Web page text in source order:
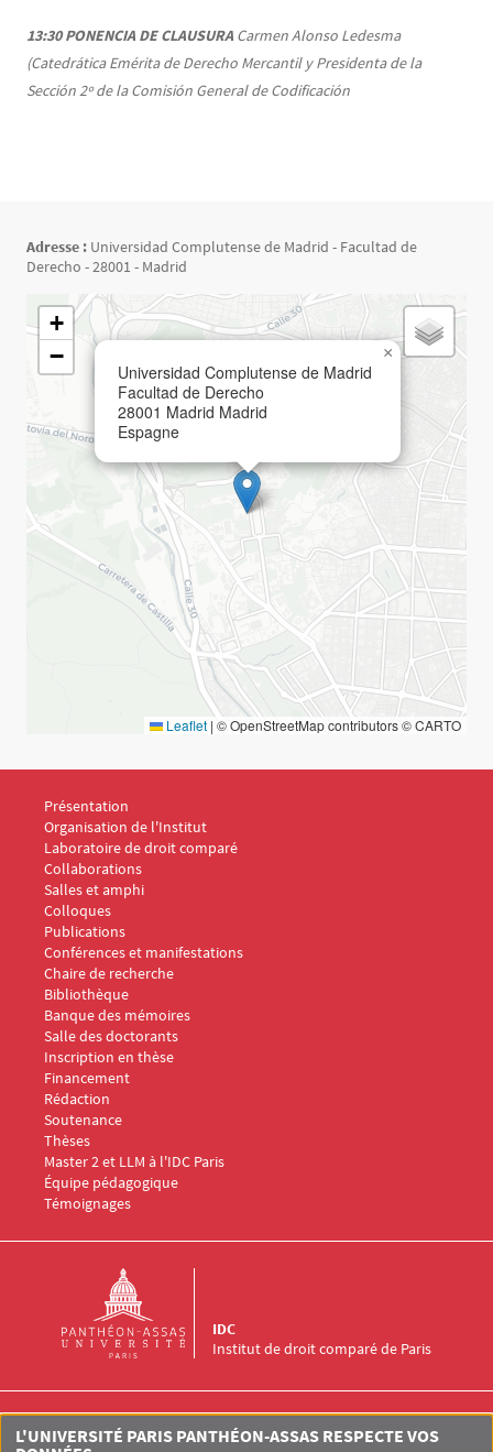
13:30 PONENCIA DE CLAUSURA Carmen Alonso Ledesma
(Catedrática Emérita de Derecho Mercantil y Presidenta de la
Sección 2º de la Comisión General de Codificación
Adresse : Universidad Complutense de Madrid - Facultad de
Derecho - 28001 - Madrid
Géolocalisation
Universidad Complutense de Madrid
Facultad de Derecho
28001 Madrid Madrid
Espagne
×
+
−
Leaflet | © OpenStreetMap contributors © CARTO
Menu Footer IDC 1
Présentation
Organisation de l'Institut
Laboratoire de droit comparé
Collaborations
Salles et amphi
Menu Footer IDC 2
Colloques
Publications
Conférences et manifestations
Chaire de recherche
Menu Footer IDC 3
Bibliothèque
Banque des mémoires
Menu Footer IDC 4
Salle des doctorants
Inscription en thèse
Financement
Rédaction
Soutenance
Thèses
Menu Footer IDC 5
Master 2 et LLM à l'IDC Paris
Équipe pédagogique
Témoignages
Institut de droit comparé de Paris
IDC
Institut de Droit Comparé de Paris (IDC)
Université Paris-Panthéon-Assas
L'UNIVERSITÉ PARIS PANTHÉON-ASSAS RESPECTE VOS